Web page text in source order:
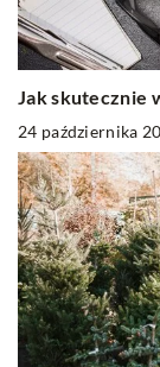
Jak skutecznie
24 października